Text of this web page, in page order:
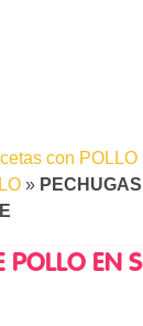
con POLLO
»
POLLO EN